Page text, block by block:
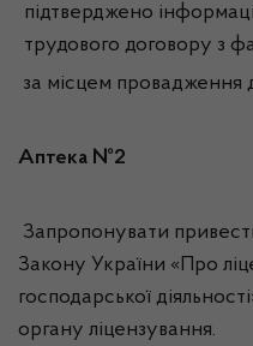
підтверджено
трудового договору з
за місцем провадження
Аптека №2
Запропонувати привести
Закону України «Про
господарської
органу ліцензування.